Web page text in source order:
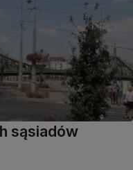
sąsiadów